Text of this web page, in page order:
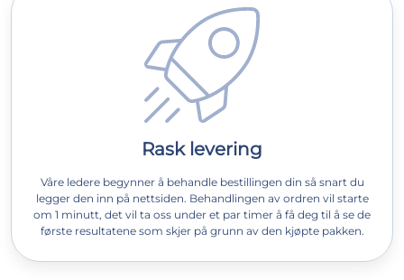
Rask levering
Våre ledere begynner å behandle bestillingen din så snart du
legger den inn på nettsiden. Behandlingen av ordren vil starte
om 1 minutt, det vil ta oss under et par timer å få deg til å se de
første resultatene som skjer på grunn av den kjøpte pakken.